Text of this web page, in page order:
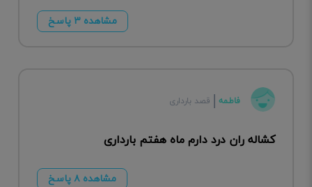
مشاهده ۳ پاسخ
فاطمه قصد بارداری
کشاله ران درد دارم ماه هفتم بارداری
مشاهده ۸ پاسخ